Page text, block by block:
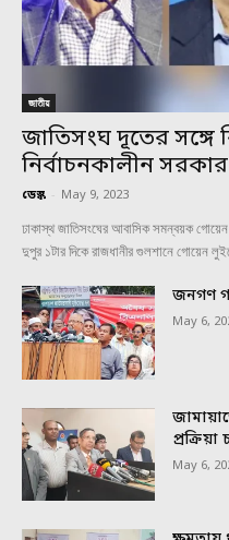
জাতীয়
জাতিসংঘ দূতের সঙ্গে
নির্বাচনকালীন
ডেস্ক - May 9, 2023
ঢাকাস্থ জাতিসংঘের আবাসিক সমন্বয়ক
দুপুর ১টার দিকে রাজধানীর গুলশানে গোয়েন
জনগণ
May 6,
May 6,